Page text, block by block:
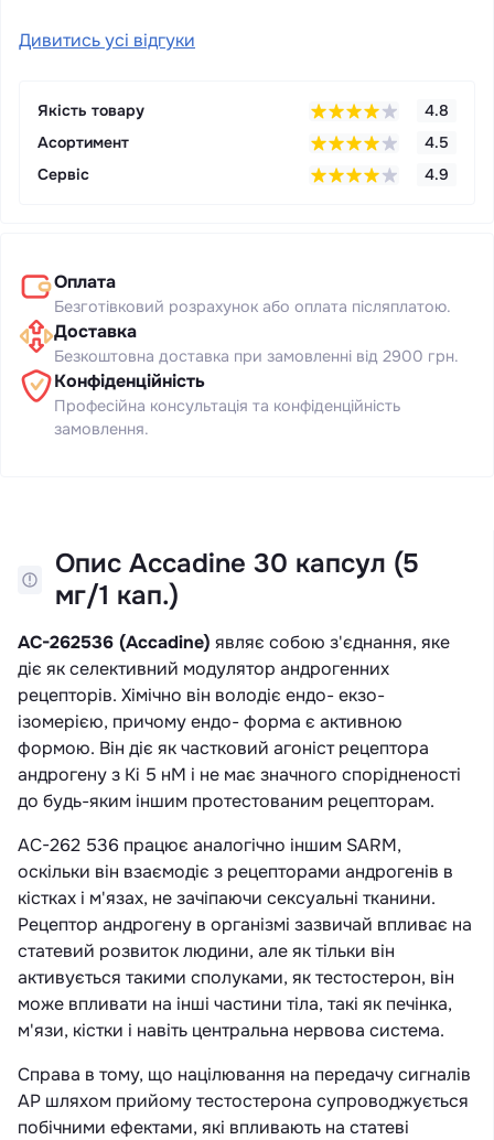
Дивитись усі відгуки
Якість товару
4.8
Асортимент
4.5
Сервіс
4.9
Оплата
Безготівковий розрахунок або оплата післяплатою.
Доставка
Безкоштовна доставка при замовленні від 2900 грн.
Конфіденційність
Професійна консультація та конфіденційність
замовлення.
Опис Accadine 30 капсул (5
мг/1 кап.)
AC-262536 (Accadine) являє собою з'єднання, яке
діє як селективний модулятор андрогенних
рецепторів. Хімічно він володіє ендо- екзо-
ізомерією, причому ендо- форма є активною
формою. Він діє як частковий агоніст рецептора
андрогену з Ki 5 нМ і не має значного спорідненості
до будь-яким іншим протестованим рецепторам.
AC-262 536 працює аналогічно іншим SARM,
оскільки він взаємодіє з рецепторами андрогенів в
кістках і м'язах, не зачіпаючи сексуальні тканини.
Рецептор андрогену в організмі зазвичай впливає на
статевий розвиток людини, але як тільки він
активується такими сполуками, як тестостерон, він
може впливати на інші частини тіла, такі як печінка,
м'язи, кістки і навіть центральна нервова система.
Справа в тому, що націлювання на передачу сигналів
АР шляхом прийому тестостерона супроводжується
побічними ефектами, які впливають на статеві